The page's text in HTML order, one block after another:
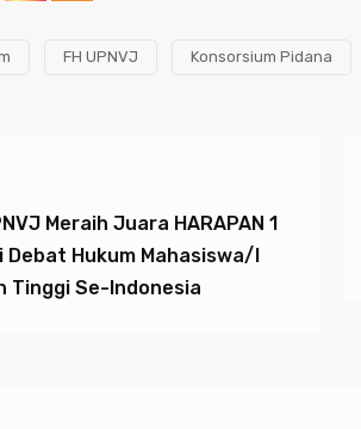
FH UPNVJ Konsorsium Pidana
Meraih Juara HARAPAN 1
Debat Hukum Mahasiswa/i
Tinggi Se-Indonesia